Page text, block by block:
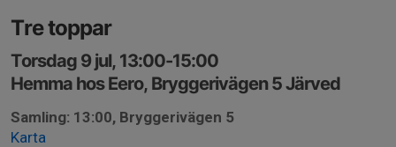
Tre toppar
Torsdag 9 jul, 13:00-15:00
Hemma hos Eero, Bryggerivägen 5 Järved
Samling: 13:00, Bryggerivägen 5
Karta